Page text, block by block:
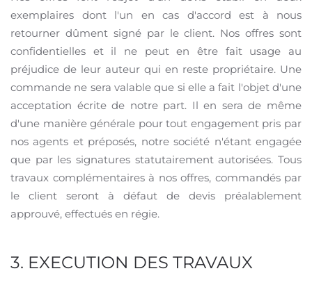
exemplaires dont l'un en cas d'accord est à nous
retourner dûment signé par le client. Nos offres sont
confidentielles et il ne peut en être fait usage au
préjudice de leur auteur qui en reste propriétaire. Une
commande ne sera valable que si elle a fait l'objet d'une
acceptation écrite de notre part. Il en sera de même
d'une manière générale pour tout engagement pris par
nos agents et préposés, notre société n'étant engagée
que par les signatures statutairement autorisées. Tous
travaux complémentaires à nos offres, commandés par
le client seront à défaut de devis préalablement
approuvé, effectués en régie.
3. EXECUTION DES TRAVAUX